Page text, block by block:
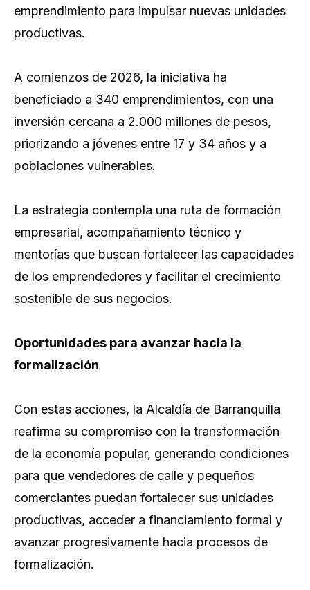
emprendimiento para impulsar nuevas unidades
productivas.
A comienzos de 2026, la iniciativa ha
beneficiado a 340 emprendimientos, con una
inversión cercana a 2.000 millones de pesos,
priorizando a jóvenes entre 17 y 34 años y a
poblaciones vulnerables.
La estrategia contempla una ruta de formación
empresarial, acompañamiento técnico y
mentorías que buscan fortalecer las capacidades
de los emprendedores y facilitar el crecimiento
sostenible de sus negocios.
Oportunidades para avanzar hacia la
formalización
Con estas acciones, la Alcaldía de Barranquilla
reafirma su compromiso con la transformación
de la economía popular, generando condiciones
para que vendedores de calle y pequeños
comerciantes puedan fortalecer sus unidades
productivas, acceder a financiamiento formal y
avanzar progresivamente hacia procesos de
formalización.